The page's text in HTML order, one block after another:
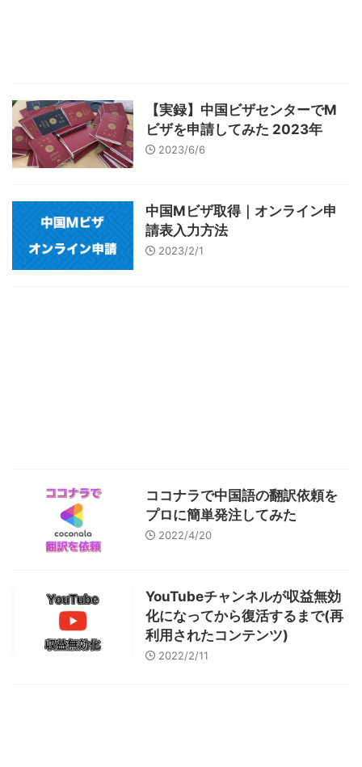
【実録】中国ビザセンターでM
ビザを申請してみた 2023年
2023/6/6
中国Mビザ取得｜オンライン申
請表入力方法
2023/2/1
ココナラで中国語の翻訳依頼を
プロに簡単発注してみた
2022/4/20
YouTubeチャンネルが収益無効
化になってから復活するまで(再
利用されたコンテンツ)
2022/2/11